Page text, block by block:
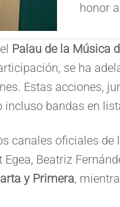
honor
Palau de la Música
se ha
Estas acciones,
bandas en
canales oficiales
Beatriz
y Primera,